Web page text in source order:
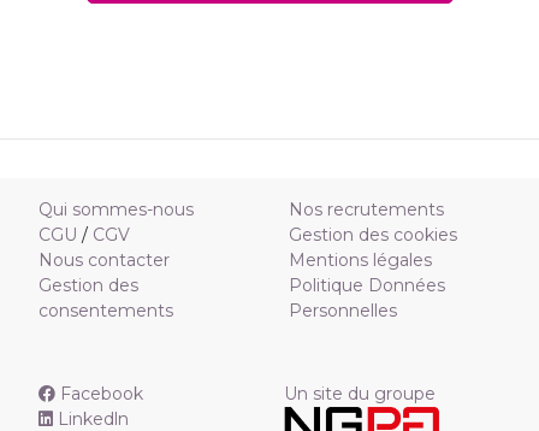
Qui sommes-nous
CGU / CGV
Nous contacter
Gestion des
consentements
Nos recrutements
Gestion des cookies
Mentions légales
Politique Données
Personnelles
Facebook
Linkedln
Un site du groupe